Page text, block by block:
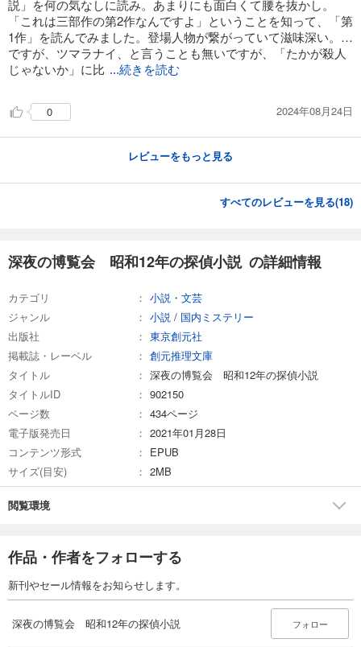
説」を何の気なしに読み。あまりにも面白くて腰を抜かし。
「これは三部作の第2作なんですよ」ということを知って、「第
1作」を読んでみました。登場人物が繋がっていて滋味深い。…
ですが、ツマラナイ、と言うことも無いですが、「たかが殺人
じゃないか」に比 ...続きを読む
0 2024年08月24日
レビューをもっと見る
すべてのレビューを見る(18)
深夜の博覧会 昭和12年の探偵小説 の詳細情報
カテゴリ
小説・文芸
ジャンル
小説 / 国内ミステリー
出版社
東京創元社
掲載誌・レーベル
創元推理文庫
タイトル
深夜の博覧会 昭和12年の探偵小説
タイトルID
902150
ページ数
434ページ
電子版発売日
2021年01月28日
コンテンツ形式
EPUB
サイズ(目安)
2MB
閲覧環境
作品・作者をフォローする
新刊やセール情報をお知らせします。
深夜の博覧会 昭和12年の探偵小説 フォロー